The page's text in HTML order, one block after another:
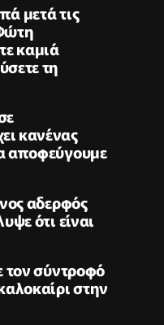
μετά τις
καμιά
τη
κανένας
αποφεύγουμε
αδερφός
ότι είναι
τον σύντροφό
στην